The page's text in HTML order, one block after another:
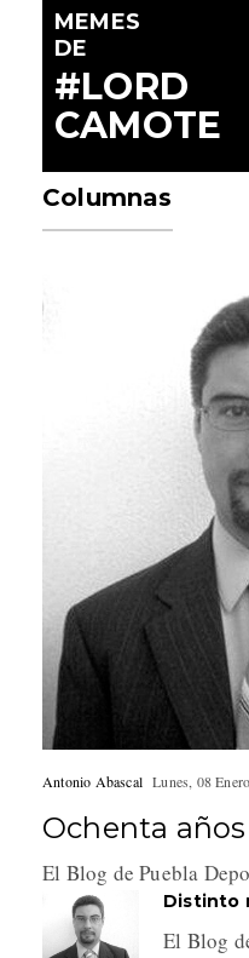
MEMES
DE
#LORD
CAMOTE
Columnas
Antonio Abascal Lunes, 08
Ochenta años
El Blog de Puebla
Distinto
El Blog